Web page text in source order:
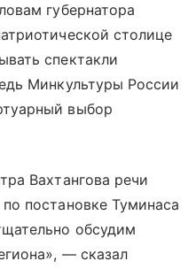
губернатора
столице
спектакли
Минкультуры России
выбор
Вахтангова речи
постановке Туминаса
обсудим
— сказал